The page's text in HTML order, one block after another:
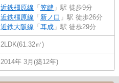
近鉄橿原線 「 笠縫 」駅 徒歩9分
近鉄橿原線 「 新ノ口 」駅 徒歩26分
近鉄大阪線 「 耳成 」駅 徒歩29分
2LDK(61.32㎡)
2014年 3月(築12年)